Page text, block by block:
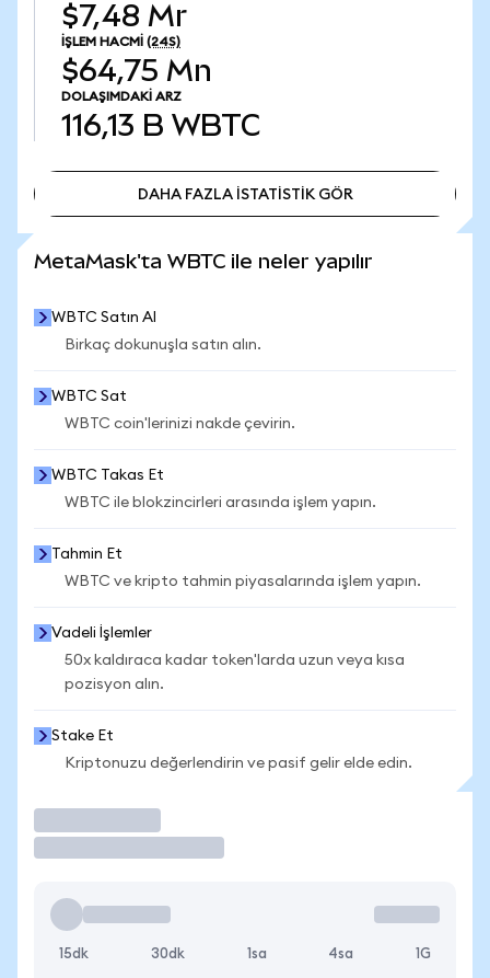
$7,48 Mr
İŞLEM HACMI (24S)
$64,75 Mn
DOLAŞIMDAKI ARZ
116,13 B WBTC
DAHA FAZLA İSTATİSTİK GÖR
MetaMask'ta WBTC ile neler yapılır
WBTC Satın Al
Birkaç dokunuşla satın alın.
WBTC Sat
WBTC coin'lerinizi nakde çevirin.
WBTC Takas Et
WBTC ile blokzincirleri arasında işlem yapın.
Tahmin Et
WBTC ve kripto tahmin piyasalarında işlem yapın.
Vadeli İşlemler
50x kaldıraca kadar token'larda uzun veya kısa
pozisyon alın.
Stake Et
Kriptonuzu değerlendirin ve pasif gelir elde edin.
15dk 30dk 1sa 4sa 1G